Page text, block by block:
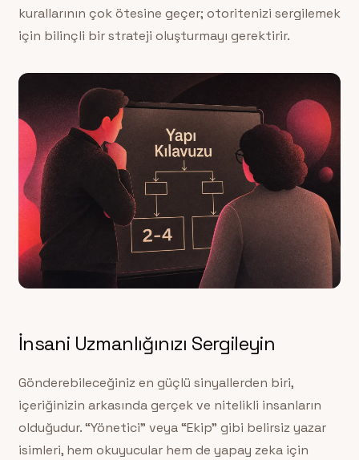
kurallarının çok ötesine geçer; otoritenizi sergilemek
için bilinçli bir strateji oluşturmayı gerektirir.
İnsani Uzmanlığınızı Sergileyin
Gönderebileceğiniz en güçlü sinyallerden biri,
içeriğinizin arkasında gerçek ve nitelikli insanların
olduğudur. “Yönetici” veya “Ekip” gibi belirsiz yazar
isimleri, hem okuyucular hem de yapay zeka için